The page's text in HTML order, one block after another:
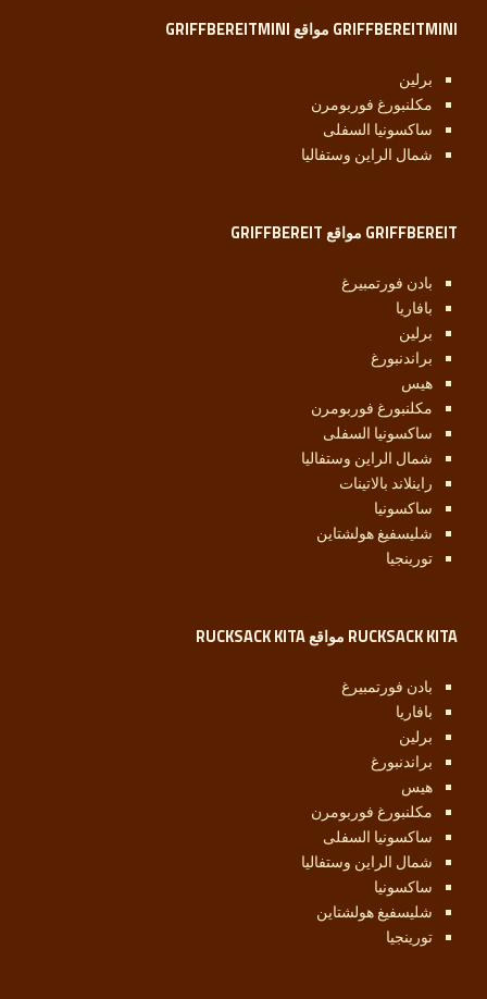
GRIFFBEREITMINI مواقع GRIFFBEREITMINI
برلين
مكلنبورغ فوربومرن
ساكسونيا السفلى
شمال الراين وستفاليا
GRIFFBEREIT مواقع GRIFFBEREIT
بادن فورتمبيرغ
بافاريا
برلين
براندنبورغ
هيس
مكلنبورغ فوربومرن
ساكسونيا السفلى
شمال الراين وستفاليا
راينلاند بالاتينات
ساكسونيا
شليسفيغ هولشتاين
تورينجيا
RUCKSACK KITA مواقع RUCKSACK KITA
بادن فورتمبيرغ
بافاريا
برلين
براندنبورغ
هيس
مكلنبورغ فوربومرن
ساكسونيا السفلى
شمال الراين وستفاليا
ساكسونيا
شليسفيغ هولشتاين
تورينجيا